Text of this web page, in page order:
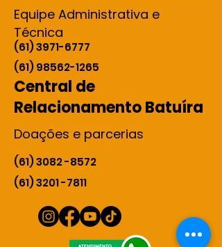
Equipe Administrativa e
Técnica
(61) 3971-6777
(61) 98562-1265
Central de
Relacionamento Batuíra
Doações e parcerias
(61) 3082 -8572
(61) 3201 -7811